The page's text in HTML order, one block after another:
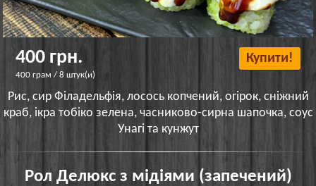
400 грн.
400 грам / 8 штук(и)
Купити!
Рис, сир Філадельфія, лосось копчений, огірок, сніжний
краб, ікра тобіко зелена, часниково-сирна шапочка, соус
Унагі та кунжут
Рол Делюкс з мідіями (запечений)